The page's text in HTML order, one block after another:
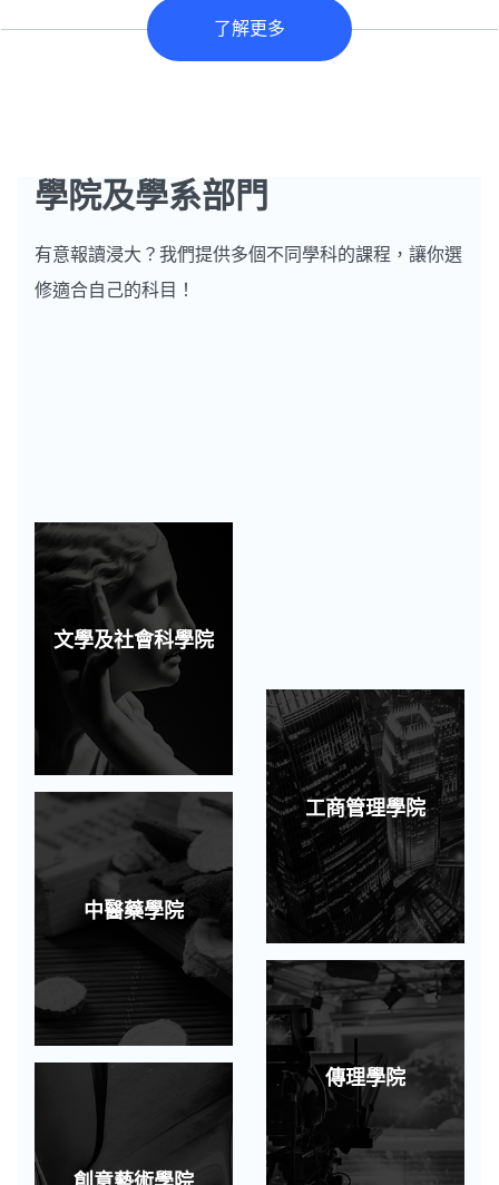
了解更多
文學及社會科學院
中醫藥學院
工商管理學院
傳理學院
學院及學系部門
有意報讀浸大？我們提供多個不同學科的課程，讓你選
修適合自己的科目！